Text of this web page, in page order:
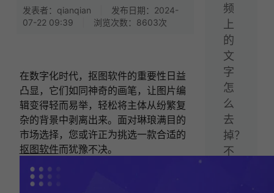
发表者：qianqian
发布日期：2024-
07-22 09:39
浏览次数：8603次
在数字化时代，抠图软件的重要性日益
凸显，它们如同神奇的画笔，让图片编
辑变得轻而易举，轻松将主体从纷繁复
杂的背景中剥离出来。面对琳琅满目的
市场选择，您或许正为挑选一款合适的
抠图软件而犹豫不决。
频
上
的
文
字
怎
么
去
掉？
不